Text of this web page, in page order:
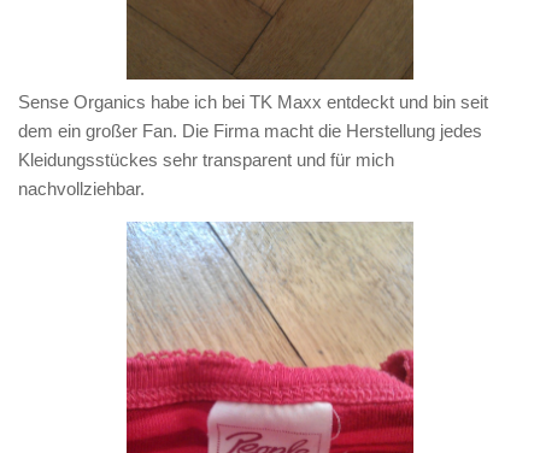
Sense Organics habe ich bei TK Maxx entdeckt und bin seit
dem ein großer Fan. Die Firma macht die Herstellung jedes
Kleidungsstückes sehr transparent und für mich
nachvollziehbar.